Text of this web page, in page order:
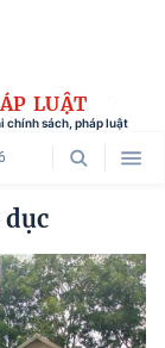
LUẬT
chính sách, pháp luật
dục